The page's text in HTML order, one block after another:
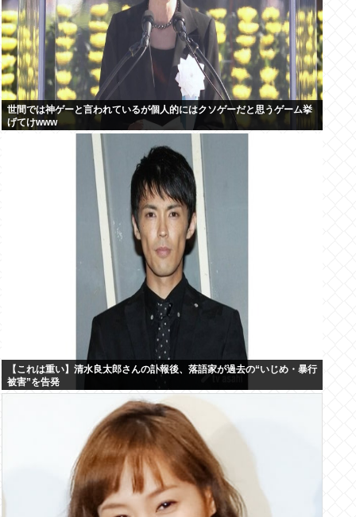
世間では神ゲーと言われているが個人的にはクソゲーだと思うゲーム挙
げてけwww
【これは重い】清水良太郎さんの訃報後、落語家が過去の“いじめ・暴行
被害”を告発